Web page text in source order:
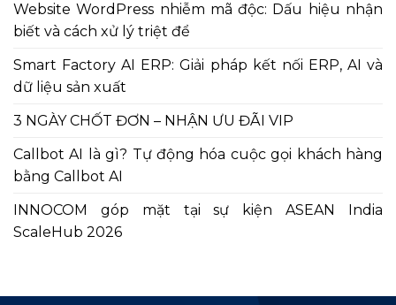
Website WordPress nhiễm mã độc: Dấu hiệu nhận
biết và cách xử lý triệt để
Smart Factory AI ERP: Giải pháp kết nối ERP, AI và
dữ liệu sản xuất
3 NGÀY CHỐT ĐƠN – NHẬN ƯU ĐÃI VIP
Callbot AI là gì? Tự động hóa cuộc gọi khách hàng
bằng Callbot AI
INNOCOM góp mặt tại sự kiện ASEAN India
ScaleHub 2026